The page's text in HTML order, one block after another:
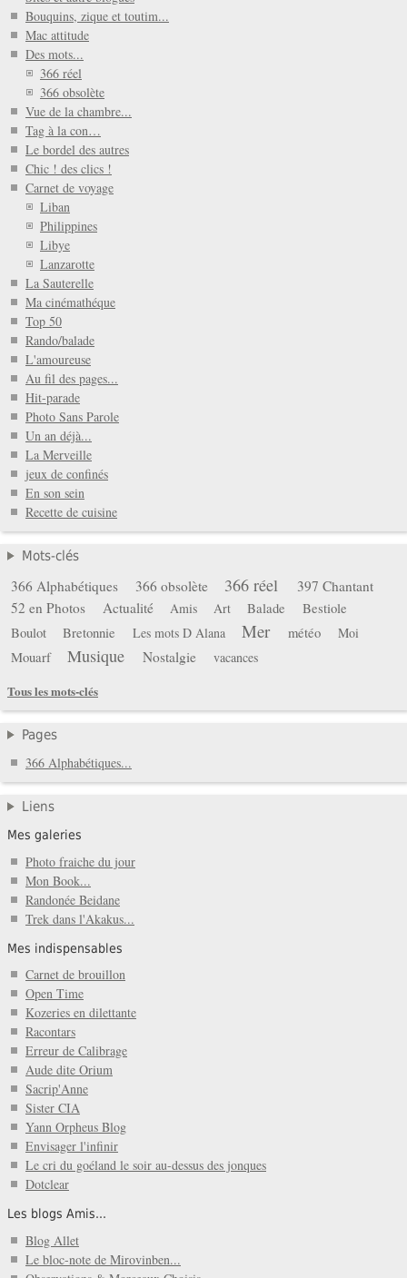
Bouquins, zique et toutim...
Mac attitude
Des mots...
366 réel
366 obsolète
Vue de la chambre...
Tag à la con…
Le bordel des autres
Chic ! des clics !
Carnet de voyage
Liban
Philippines
Libye
Lanzarotte
La Sauterelle
Ma cinémathéque
Top 50
Rando/balade
L'amoureuse
Au fil des pages...
Hit-parade
Photo Sans Parole
Un an déjà...
La Merveille
jeux de confinés
En son sein
Recette de cuisine
Mots-clés
366 Alphabétiques 366 obsolète 366 réel
397 Chantant
52 en Photos
Actualité Amis Art Balade
Bestiole
Boulot
Bretonnie Les mots D Alana Mer météo Moi
Mouarf Musique Nostalgie
vacances
Tous les mots-clés
Pages
366 Alphabétiques...
Liens
Mes galeries
Photo fraiche du jour
Mon Book...
Randonée Beidane
Trek dans l'Akakus...
Mes indispensables
Carnet de brouillon
Open Time
Kozeries en dilettante
Racontars
Erreur de Calibrage
Aude dite Orium
Sacrip'Anne
Sister CIA
Yann Orpheus Blog
Envisager l'infinir
Le cri du goéland le soir au-dessus des jonques
Dotclear
Les blogs Amis...
Blog Allet
Le bloc-note de Mirovinben...